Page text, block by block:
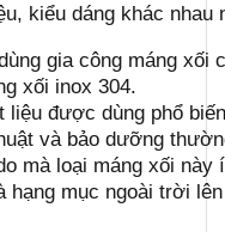
kiểu dáng khác
gia công máng
xối inox 304.
được dùng phổ
và bảo dưỡng
mà loại máng xối
hạng mục ngoài trời